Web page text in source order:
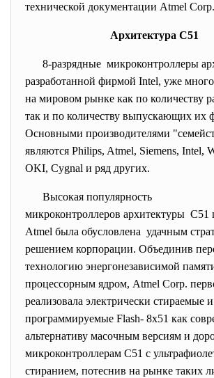
технической документации Atmel Corp.
Архитектура С51
8-разрядные микроконтроллеры
разработанной фирмой Intel, уже
на мировом рынке как по количеству
так и по количеству выпускающих их
Основными производителями
являются Philips, Atmel, Siemens, Intel,
OKI, Cygnal и ряд других.
Высокая популярность
микроконтроллеров архитектуры С51
Atmel была обусловлена удачным
решением корпорации. Объединив
технологию энергонезависимой
процессорным ядром, Atmel Corp.
реализовала электрически стираемые и
программируемые Flash- 8х51 как
альтернативу масочным версиям и
микроконтроллерам С51 с
стиранием, потеснив на рынке таких